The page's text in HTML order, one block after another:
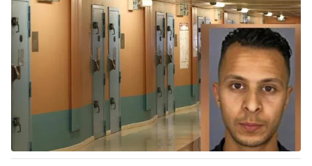
Y tế
Thế giới
Tin tức
Thế giới đó đây
Câu chuyện quốc tế
Kinh tế
Tài chính
Thị trường
Dữ liệu và đời sống